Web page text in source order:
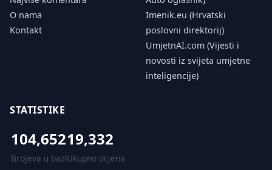
O nama
Kontakt
Imenik.eu (Hrvatski
poslovni direktorij)
UmjetnAI.com (Vijesti i
novosti iz svijeta umjetne
inteligencije)
STATISTIKE
104,652
Brojeva u bazi
19,332
Ukupno ocjena